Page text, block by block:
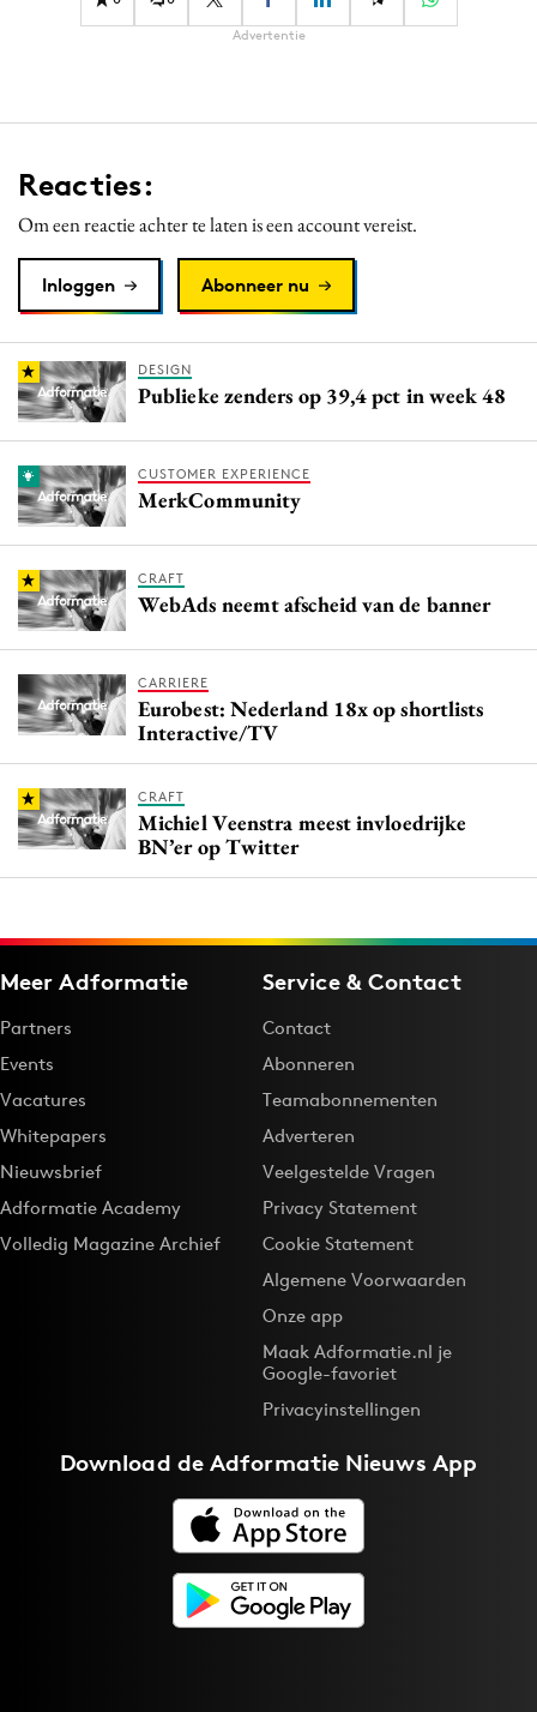
Advertentie
Reacties:
Om een reactie achter te laten is een account vereist.
Inloggen Abonneer nu
DESIGN
Publieke zenders op 39,4 pct in week 48
CUSTOMER EXPERIENCE
MerkCommunity
CRAFT
WebAds neemt afscheid van de banner
CARRIERE
Eurobest: Nederland 18x op shortlists
Interactive/TV
CRAFT
Michiel Veenstra meest invloedrijke
BN’er op Twitter
Meer Adformatie
Partners
Events
Vacatures
Whitepapers
Nieuwsbrief
Adformatie Academy
Volledig Magazine Archief
Service & Contact
Contact
Abonneren
Teamabonnementen
Adverteren
Veelgestelde Vragen
Privacy Statement
Cookie Statement
Algemene Voorwaarden
Onze app
Maak Adformatie.nl je
Google-favoriet
Privacyinstellingen
Download deAdformatie Nieuws App